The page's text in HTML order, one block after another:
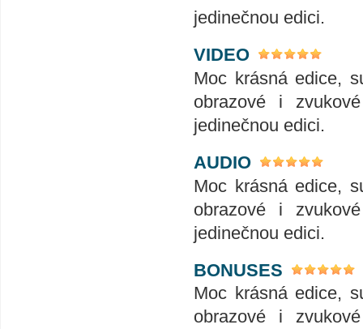
jedinečnou edici.
VIDEO
Moc krásná edice,
obrazové i
jedinečnou edici.
AUDIO
Moc krásná edice,
obrazové i
jedinečnou edici.
BONUSES
Moc krásná edice,
obrazové i